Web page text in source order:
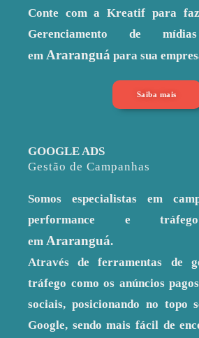
Conte com a Kreatif para
Gerenciamento de
em Araranguá para sua
Saiba mais
GOOGLE ADS
Gestão de Campanhas
Somos especialistas em
performance e
em Araranguá.
Através de ferramentas de
tráfego como os anúncios
sociais, posicionando no topo
Google, sendo mais fácil de